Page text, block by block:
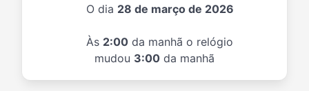
O dia 28 de março de 2026
Às 2:00 da manhã o relógio
mudou 3:00 da manhã